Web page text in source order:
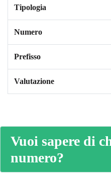
Tipologia
Numero
Prefisso
Valutazione
Vuoi sapere di
numero?